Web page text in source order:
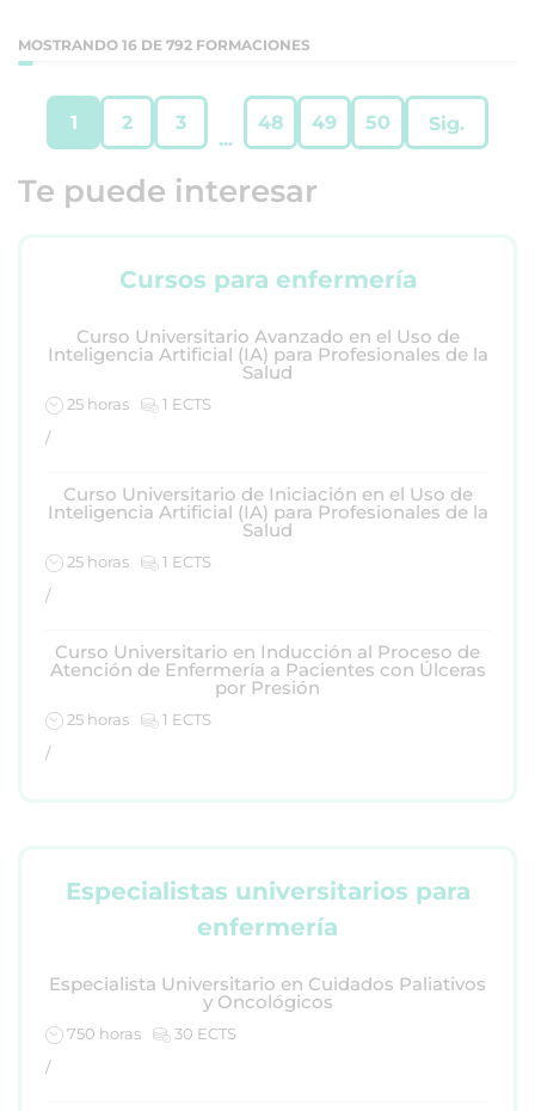
MOSTRANDO 16 DE 792 FORMACIONES
1 2 3
...
48 49 50 Sig.
Te puede interesar
Cursos para enfermería
Curso Universitario Avanzado en el Uso de
Inteligencia Artificial (IA) para Profesionales de la
Salud
25 horas
1 ECTS
/
Curso Universitario de Iniciación en el Uso de
Inteligencia Artificial (IA) para Profesionales de la
Salud
25 horas
1 ECTS
/
Curso Universitario en Inducción al Proceso de
Atención de Enfermería a Pacientes con Úlceras
por Presión
25 horas
1 ECTS
/
Especialistas universitarios para
enfermería
Especialista Universitario en Cuidados Paliativos
y Oncológicos
750 horas
30 ECTS
/